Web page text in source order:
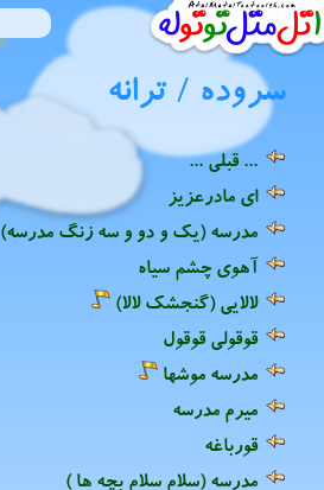
سروده / ترانه
... قبلی ...
ای مادرعزیز
مدرسه (یک و دو و سه زنگ مدرسه)
آهوی چشم سیاه
لالایی (گنجشک لالا)
قوقولی قوقول
مدرسه موشها
میرم مدرسه
قورباغه
مدرسه (سلام سلام بچه ها )